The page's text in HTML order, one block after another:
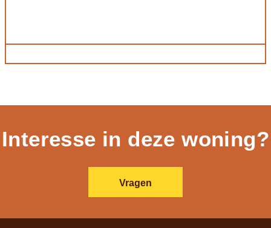
Interesse in deze woning?
Vragen